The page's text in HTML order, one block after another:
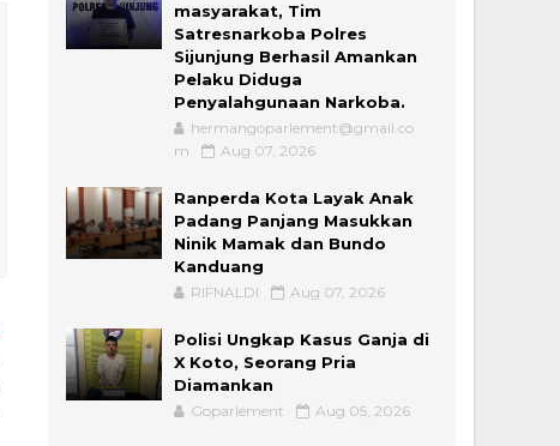
masyarakat, Tim
Satresnarkoba Polres
Sijunjung Berhasil Amankan
Pelaku Diduga
Penyalahgunaan Narkoba.
hermangoparlement@gmail.co
m
Aug 07, 2026
Ranperda Kota Layak Anak
Padang Panjang Masukkan
Ninik Mamak dan Bundo
Kanduang
RIFNALDI Aug 07, 2026
Polisi Ungkap Kasus Ganja di
X Koto, Seorang Pria
Diamankan
Goparlement Aug 05, 2026